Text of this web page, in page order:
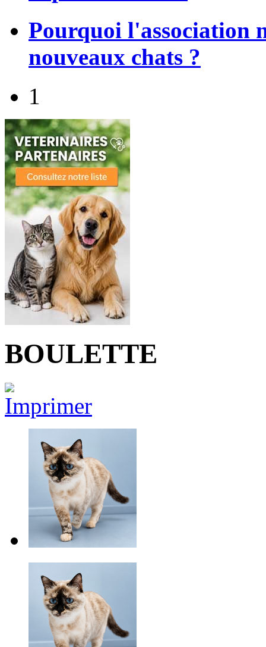
Pourquoi l'association
nouveaux chats ?
1
BOULETTE